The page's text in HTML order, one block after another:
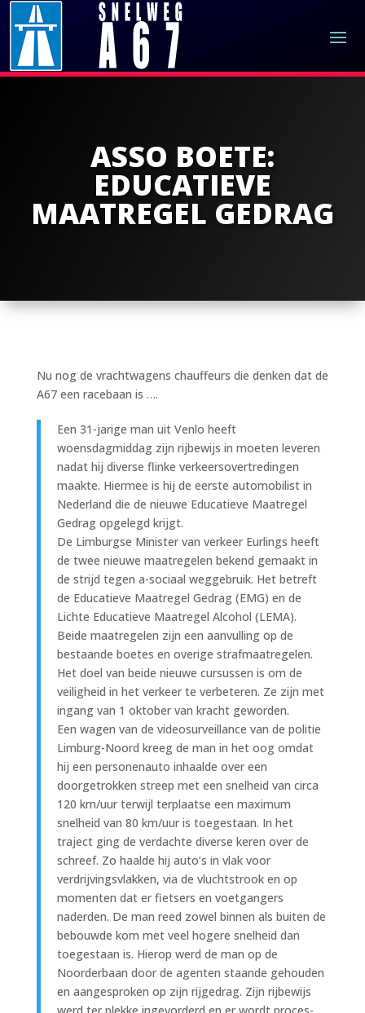
ASSO BOETE:
EDUCATIEVE
MAATREGEL GEDRAG
Nu nog de vrachtwagens chauffeurs die denken dat de
A67 een racebaan is ….
Een 31-jarige man uit Venlo heeft
woensdagmiddag zijn rijbewijs in moeten leveren
nadat hij diverse flinke verkeersovertredingen
maakte. Hiermee is hij de eerste automobilist in
Nederland die de nieuwe Educatieve Maatregel
Gedrag opgelegd krijgt.
De Limburgse Minister van verkeer Eurlings heeft
de twee nieuwe maatregelen bekend gemaakt in
de strijd tegen a-sociaal weggebruik. Het betreft
de Educatieve Maatregel Gedrag (EMG) en de
Lichte Educatieve Maatregel Alcohol (LEMA).
Beide maatregelen zijn een aanvulling op de
bestaande boetes en overige strafmaatregelen.
Het doel van beide nieuwe cursussen is om de
veiligheid in het verkeer te verbeteren. Ze zijn met
ingang van 1 oktober van kracht geworden.
Een wagen van de videosurveillance van de politie
Limburg-Noord kreeg de man in het oog omdat
hij een personenauto inhaalde over een
doorgetrokken streep met een snelheid van circa
120 km/uur terwijl terplaatse een maximum
snelheid van 80 km/uur is toegestaan. In het
traject ging de verdachte diverse keren over de
schreef. Zo haalde hij auto’s in vlak voor
verdrijvingsvlakken, via de vluchtstrook en op
momenten dat er fietsers en voetgangers
naderden. De man reed zowel binnen als buiten de
bebouwde kom met veel hogere snelheid dan
toegestaan is. Hierop werd de man op de
Noorderbaan door de agenten staande gehouden
en aangesproken op zijn rijgedrag. Zijn rijbewijs